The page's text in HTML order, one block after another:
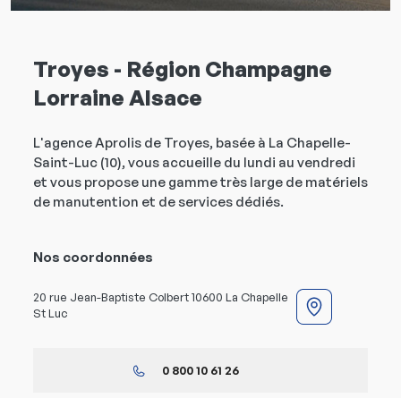
Troyes - Région Champagne
Lorraine Alsace
L'agence Aprolis de Troyes, basée à La Chapelle-
Saint-Luc (10), vous accueille du lundi au vendredi
et vous propose une gamme très large de matériels
de manutention et de services dédiés.
Nos coordonnées
20 rue Jean-Baptiste Colbert 10600 La Chapelle
St Luc
0 800 10 61 26